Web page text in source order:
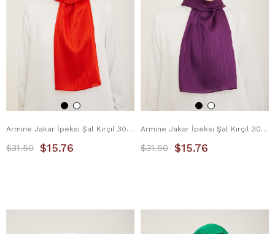
Armine Jakar İpeksi Şal Kırçıl 3098-10 Yanık Portakal
$15.76
$31.50
Armine Jakar İpeksi Şal Kırçıl 3098-11 Mor
$15.76
$31.50